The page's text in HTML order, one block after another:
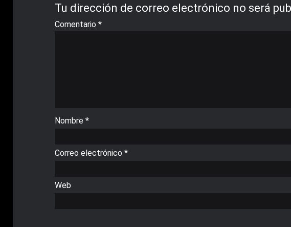
Tu dirección de correo electrónico no será
Comentario *
Nombre *
Correo electrónico *
Web